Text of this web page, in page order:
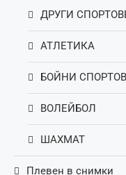
ДРУГИ
АТЛЕТИКА
БОЙНИ
ВОЛЕЙБОЛ
ШАХМАТ
Плевен в снимки